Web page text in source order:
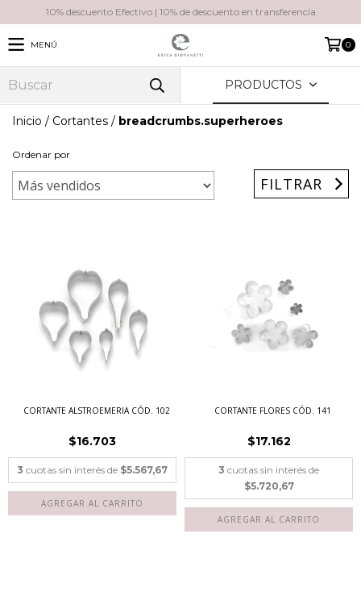
10% descuento Efectivo | 10% de descuento en transferencia
MENÚ 0
PRODUCTOS
Inicio / Cortantes / breadcrumbs.superheroes
Ordenar por
FILTRAR
CORTANTE ALSTROEMERIA CÓD. 102
$16.703
3 cuotas sin interés de $5.567,67
CORTANTE FLORES CÓD. 141
$17.162
3 cuotas sin interés de
$5.720,67